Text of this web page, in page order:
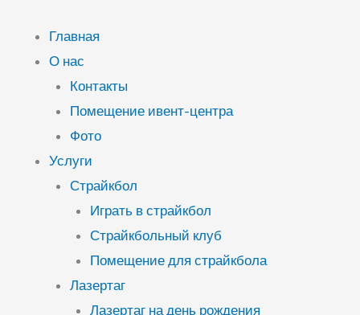
содержимому
Главная
О нас
Контакты
Помещение ивент-центра
Фото
Услуги
Страйкбол
Играть в страйкбол
Страйкбольный клуб
Помещение для страйкбола
Лазертаг
Лазертаг на день рождения